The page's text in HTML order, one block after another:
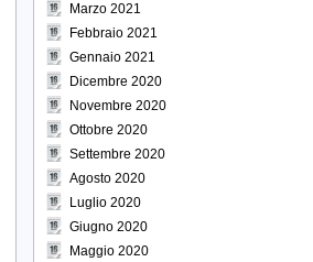
Marzo 2021
Febbraio 2021
Gennaio 2021
Dicembre 2020
Novembre 2020
Ottobre 2020
Settembre 2020
Agosto 2020
Luglio 2020
Giugno 2020
Maggio 2020